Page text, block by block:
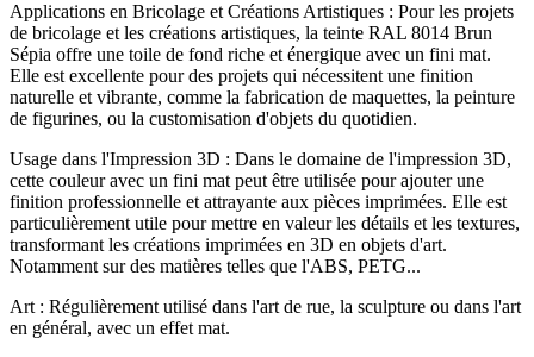
Applications en Bricolage et Créations Artistiques : Pour les projets
de bricolage et les créations artistiques, la teinte RAL 8014 Brun
Sépia offre une toile de fond riche et énergique avec un fini mat.
Elle est excellente pour des projets qui nécessitent une finition
naturelle et vibrante, comme la fabrication de maquettes, la peinture
de figurines, ou la customisation d'objets du quotidien.
Usage dans l'Impression 3D : Dans le domaine de l'impression 3D,
cette couleur avec un fini mat peut être utilisée pour ajouter une
finition professionnelle et attrayante aux pièces imprimées. Elle est
particulièrement utile pour mettre en valeur les détails et les textures,
transformant les créations imprimées en 3D en objets d'art.
Notamment sur des matières telles que l'ABS, PETG...
Art : Régulièrement utilisé dans l'art de rue, la sculpture ou dans l'art
en général, avec un effet mat.